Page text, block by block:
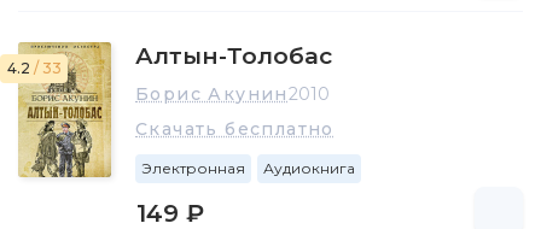
4.2 / 33 Алтын-Толобас
Борис Акунин2010
Скачать бесплатно
Электронная Аудиокнига
149 ₽